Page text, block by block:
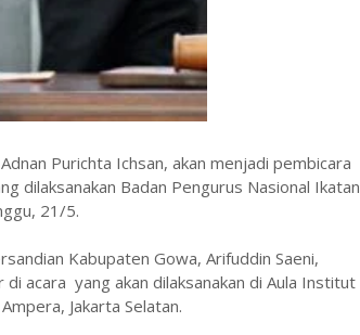
Purichta Ichsan, akan menjadi pembicara
dilaksanakan Badan Pengurus Nasional Ikatan
21/5.
Kabupaten Gowa, Arifuddin Saeni,
acara yang akan dilaksanakan di Aula Institut
Jakarta Selatan.